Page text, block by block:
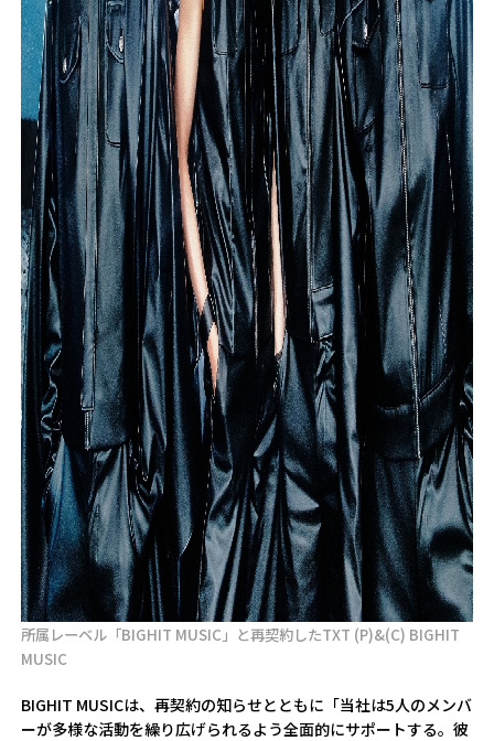
所属レーベル「BIGHIT MUSIC」と再契約したTXT (P)&(C) BIGHIT
MUSIC
BIGHIT MUSICは、再契約の知らせとともに「当社は5人のメンバ
ーが多様な活動を繰り広げられるよう全面的にサポートする。彼